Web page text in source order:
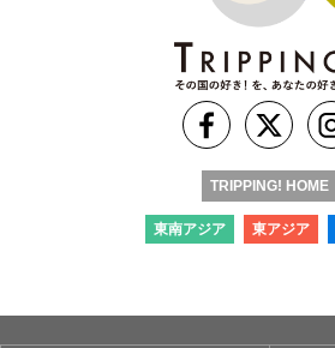
TRIPPING! HOME
東南アジア 東アジア